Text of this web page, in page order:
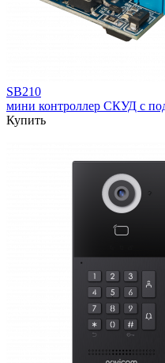
SB210
мини контроллер СКУД с
Купить